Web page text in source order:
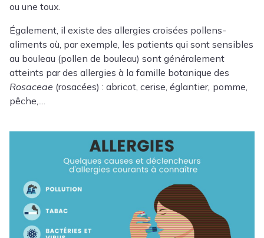
ou une toux.
Également, il existe des allergies croisées pollens-
aliments où, par exemple, les patients qui sont sensibles
au bouleau (pollen de bouleau) sont généralement
atteints par des allergies à la famille botanique des
Rosaceae (rosacées) : abricot, cerise, églantier, pomme,
pêche,....